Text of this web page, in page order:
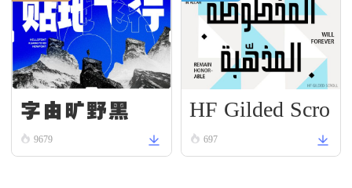
字由旷野黑
9679
HF Gilded Scro
ll 697